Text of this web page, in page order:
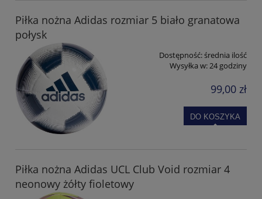
Piłka nożna Adidas rozmiar 5 biało granatowa
połysk
Dostępność:średnia ilość
Wysyłka w:24 godziny
99,00 zł
DO KOSZYKA
Piłka nożna Adidas UCL Club Void rozmiar 4
neonowy żółty fioletowy